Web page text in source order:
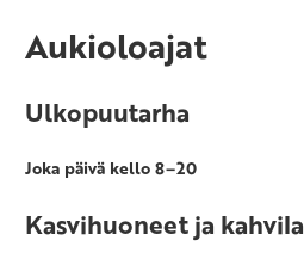
Aukioloajat
Ulkopuutarha
Joka päivä kello 8–20
Kasvihuoneet ja kahvila